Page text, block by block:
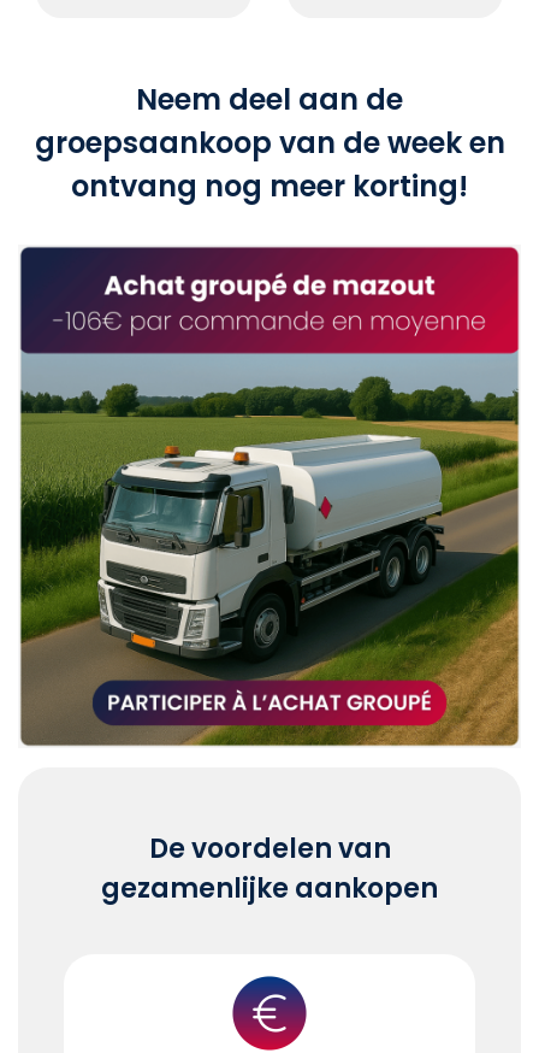
Neem deel aan de
groepsaankoop van de week en
ontvang nog meer korting!
De voordelen van
gezamenlijke aankopen